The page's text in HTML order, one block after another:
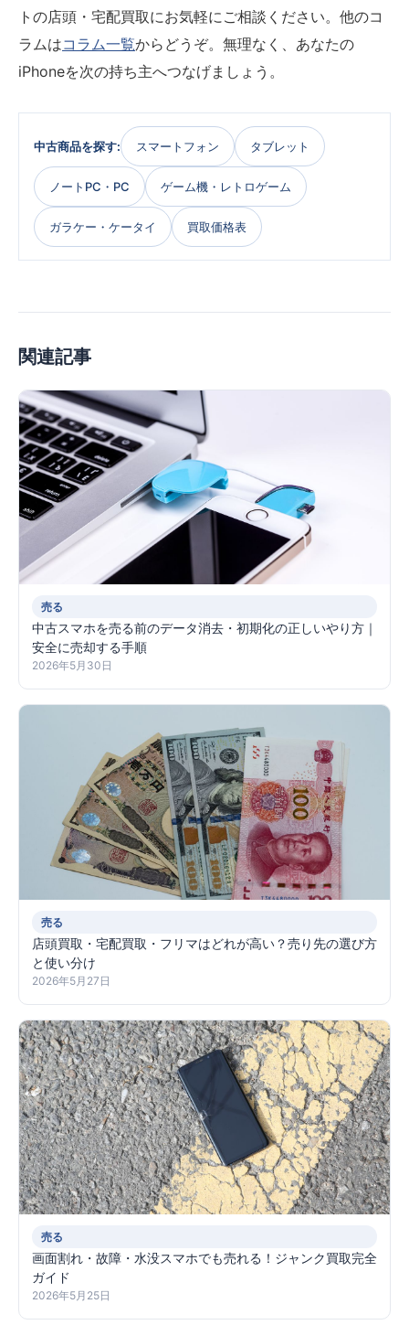
トの店頭・宅配買取にお気軽にご相談ください。他のコ
ラムはコラム一覧からどうぞ。無理なく、あなたの
iPhoneを次の持ち主へつなげましょう。
中古商品を探す: スマートフォン タブレット
ノートPC・PC ゲーム機・レトロゲーム
ガラケー・ケータイ 買取価格表
関連記事
売る
中古スマホを売る前のデータ消去・初期化の正しいやり方｜
安全に売却する手順
2026年5月30日
売る
店頭買取・宅配買取・フリマはどれが高い？売り先の選び方
と使い分け
2026年5月27日
売る
画面割れ・故障・水没スマホでも売れる！ジャンク買取完全
ガイド
2026年5月25日